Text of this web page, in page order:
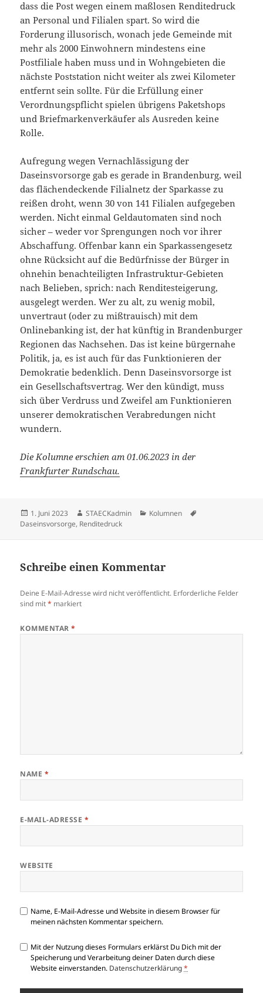
dass die Post wegen einem maßlosen Renditedruck
an Personal und Filialen spart. So wird die
Forderung illusorisch, wonach jede Gemeinde mit
mehr als 2000 Einwohnern mindestens eine
Postfiliale haben muss und in Wohngebieten die
nächste Poststation nicht weiter als zwei Kilometer
entfernt sein sollte. Für die Erfüllung einer
Verordnungspflicht spielen übrigens Paketshops
und Briefmarkenverkäufer als Ausreden keine
Rolle.
Aufregung wegen Vernachlässigung der
Daseinsvorsorge gab es gerade in Brandenburg, weil
das flächendeckende Filialnetz der Sparkasse zu
reißen droht, wenn 30 von 141 Filialen aufgegeben
werden. Nicht einmal Geldautomaten sind noch
sicher – weder vor Sprengungen noch vor ihrer
Abschaffung. Offenbar kann ein Sparkassengesetz
ohne Rücksicht auf die Bedürfnisse der Bürger in
ohnehin benachteiligten Infrastruktur-Gebieten
nach Belieben, sprich: nach Renditesteigerung,
ausgelegt werden. Wer zu alt, zu wenig mobil,
unvertraut (oder zu mißtrauisch) mit dem
Onlinebanking ist, der hat künftig in Brandenburger
Regionen das Nachsehen. Das ist keine bürgernahe
Politik, ja, es ist auch für das Funktionieren der
Demokratie bedenklich. Denn Daseinsvorsorge ist
ein Gesellschaftsvertrag. Wer den kündigt, muss
sich über Verdruss und Zweifel am Funktionieren
unserer demokratischen Verabredungen nicht
wundern.
Die Kolumne erschien am 01.06.2023 in der
Frankfurter Rundschau.
Veröffentlicht
am
1. Juni 2023 Autor
STAECKadmin Kategorien
Kolumnen
Daseinsvorsorge, Renditedruck
Schreibe einen Kommentar
Deine E-Mail-Adresse wird nicht veröffentlicht. Erforderliche Felder
sind mit* markiert
KOMMENTAR*
NAME *
E-MAIL-ADRESSE *
WEBSITE
Name, E-Mail-Adresse und Website in diesem Browser für
meinen nächsten Kommentar speichern.
Mit der Nutzung dieses Formulars erklärst Du Dich mit der
Speicherung und Verarbeitung deiner Daten durch diese
Website einverstanden. Datenschutzerklärung *